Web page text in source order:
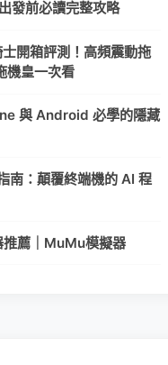
發前必讀完整攻略
開箱評測！高頻震動拖
機皇一次看
與 Android 必學的隱藏
：顛覆終端機的 AI 程
薦｜MuMu模擬器